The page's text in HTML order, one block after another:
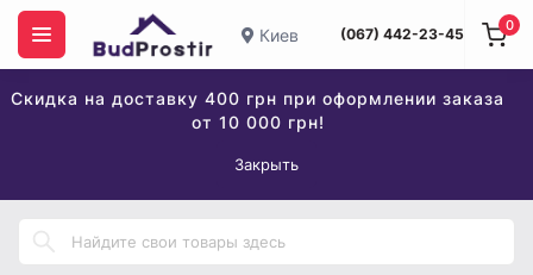
Киев (067) 442-23-45
Скидка на доставку 400 грн при оформлении заказа
от 10 000 грн!
Закрыть
0